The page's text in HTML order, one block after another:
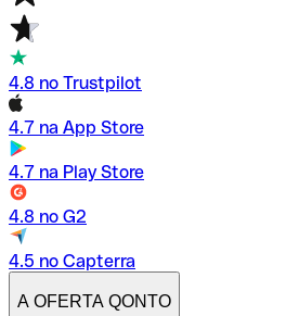
4.8 no Trustpilot
4.7 na App Store
4.7 na Play Store
4.8 no G2
4.5 no Capterra
A OFERTA QONTO